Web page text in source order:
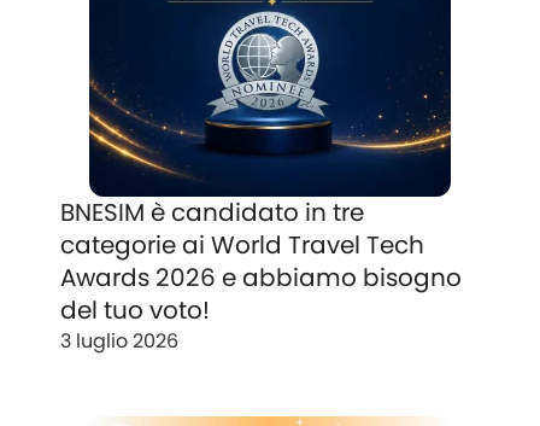
BNESIM è candidato in tre
categorie ai World Travel Tech
Awards 2026 e abbiamo bisogno
del tuo voto!
3 luglio 2026